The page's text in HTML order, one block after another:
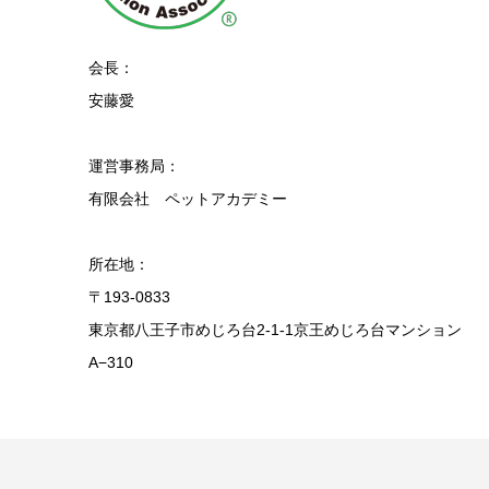
会長：
安藤愛
運営事務局：
有限会社 ペットアカデミー
所在地：
〒193-0833
東京都八王子市めじろ台2-1-1京王めじろ台マンション
A−310